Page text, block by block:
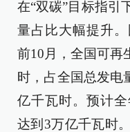
在“双碳”目标指引
量占比大幅提升
前10月，全国可再
时，占全国总发电
亿千瓦时。预计
达到3万亿千瓦时